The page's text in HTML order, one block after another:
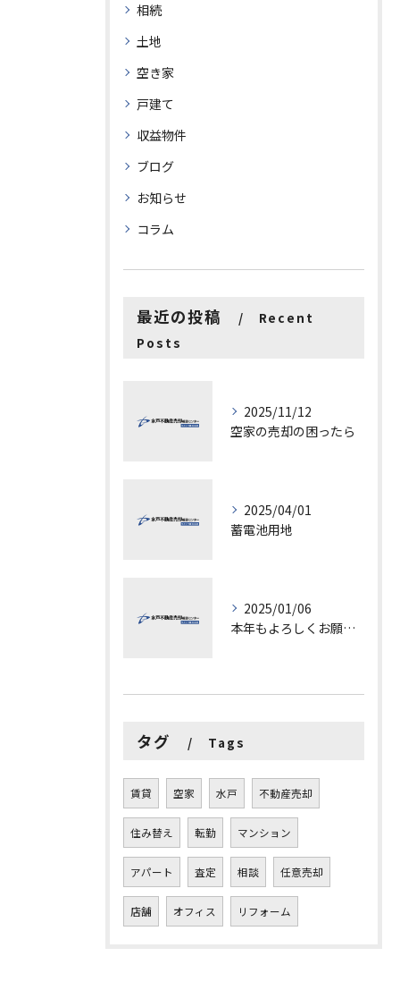
相続
土地
空き家
戸建て
収益物件
ブログ
お知らせ
コラム
最近の投稿
Recent
Posts
2025/11/12
空家の売却の困ったら
2025/04/01
蓄電池用地
2025/01/06
本年もよろしくお願いします。
タグ Tags
賃貸 空家 水戸 不動産売却
住み替え 転勤 マンション
アパート 査定 相談 任意売却
店舗 オフィス リフォーム